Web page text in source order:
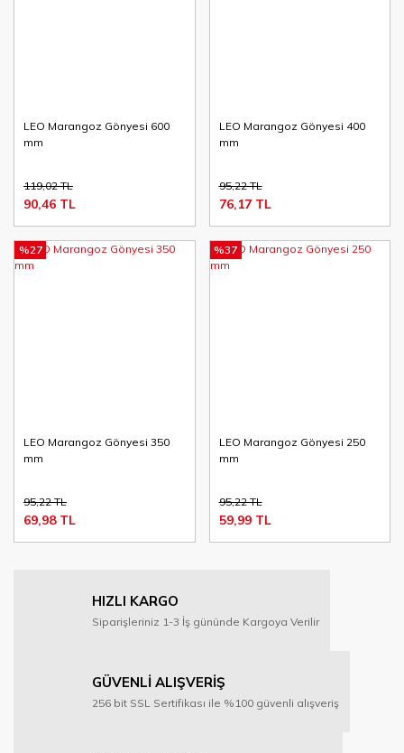
LEO Marangoz Gönyesi 600
mm
119,02 TL
90,46 TL
LEO Marangoz Gönyesi 400
mm
95,22 TL
76,17 TL
LEO Marangoz Gönyesi 350
mm
%27
95,22 TL
69,98 TL
LEO Marangoz Gönyesi 250
mm
%37
95,22 TL
59,99 TL
HIZLI KARGO
Siparişleriniz 1-3 İş gününde Kargoya Verilir
GÜVENLİ ALIŞVERİŞ
256 bit SSL Sertifikası ile %100 güvenli alışveriş